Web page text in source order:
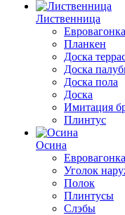
Лиственница
Евровагонка
Планкен
Доска
Доска
Доска пола
Доска
Имитация
Плинтус
Осина
Евровагонка
Уголок
Полок
Плинтусы
Слэбы